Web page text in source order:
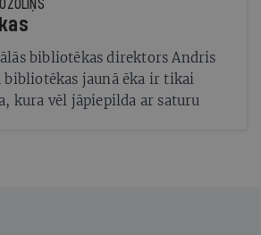
bibliotēkas direktors Andris
bibliotēkas jaunā ēka ir tikai
kura vēl jāpiepilda ar saturu